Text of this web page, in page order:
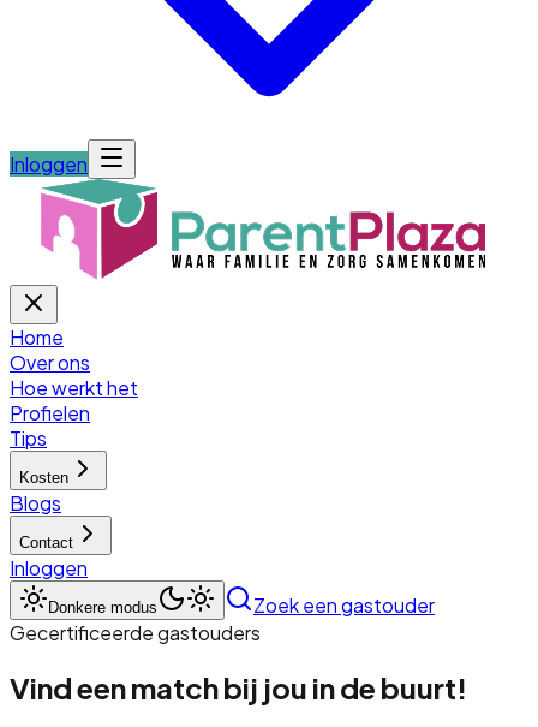
Inloggen
Home
Over ons
Hoe werkt het
Profielen
Tips
Kosten
Blogs
Contact
Inloggen
Donkere modus
Zoek een gastouder
Gecertificeerde gastouders
Vind een match bij jou in de buurt!